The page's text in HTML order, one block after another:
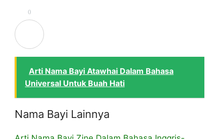
0
Arti Nama Bayi Atawhai Dalam Bahasa
Universal Untuk Buah Hati
Nama Bayi Lainnya